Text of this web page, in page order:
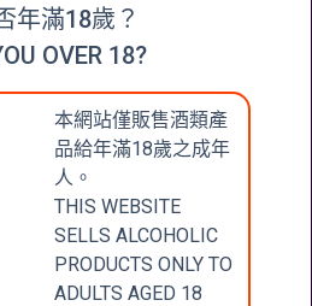
艮第女皇LEROY
級園之夜
年滿18歲？
OVER 18?
本網站僅販售酒類產
品給年滿18歲之成年
人。
THIS WEBSITE
SELLS ALCOHOLIC
PRODUCTS ONLY TO
ADULTS AGED 18